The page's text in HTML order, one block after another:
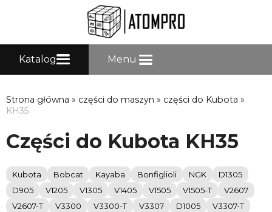
Katalog Menu
Strona główna » części do maszyn » części do Kubota »
KH35
Części do Kubota KH35
Kubota Bobcat Kayaba Bonfiglioli NGK
D1305
D905
V1205 V1305 V1405 V1505 V1505-T
V2607
V2607-T
V3300 V3300-T V3307 D1005
V3307-T